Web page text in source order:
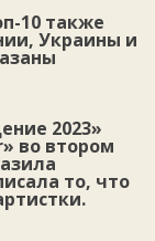
10 также
Украины и
2023»
во втором
то, что